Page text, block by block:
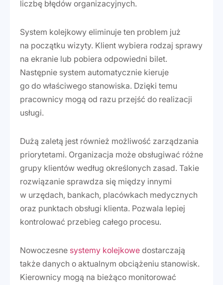
liczbę błędów organizacyjnych.
System kolejkowy eliminuje ten problem już
na początku wizyty. Klient wybiera rodzaj sprawy
na ekranie lub pobiera odpowiedni bilet.
Następnie system automatycznie kieruje
go do właściwego stanowiska. Dzięki temu
pracownicy mogą od razu przejść do realizacji
usługi.
Dużą zaletą jest również możliwość zarządzania
priorytetami. Organizacja może obsługiwać różne
grupy klientów według określonych zasad. Takie
rozwiązanie sprawdza się między innymi
w urzędach, bankach, placówkach medycznych
oraz punktach obsługi klienta. Pozwala lepiej
kontrolować przebieg całego procesu.
Nowoczesne systemy kolejkowe dostarczają
także danych o aktualnym obciążeniu stanowisk.
Kierownicy mogą na bieżąco monitorować